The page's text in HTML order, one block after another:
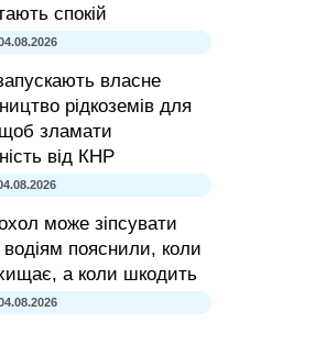
спокій
власне
рідкоземів для
зламати
від КНР
може зіпсувати
водіям пояснили, коли
а коли шкодить